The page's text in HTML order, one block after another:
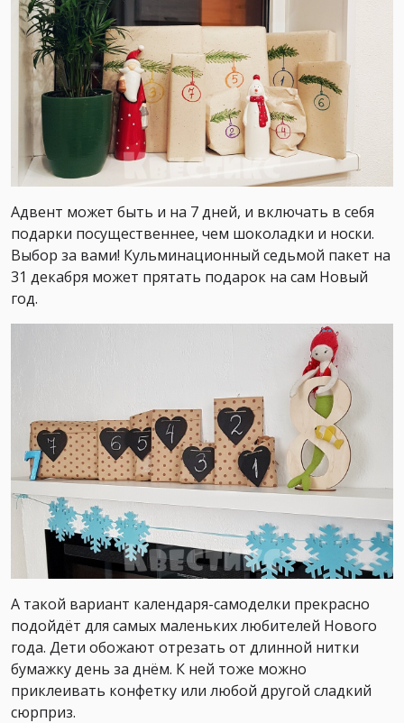
Адвент может быть и на 7 дней, и включать в себя
подарки посущественнее, чем шоколадки и носки.
Выбор за вами! Кульминационный седьмой пакет на
31 декабря может прятать подарок на сам Новый
год.
А такой вариант календаря-самоделки прекрасно
подойдёт для самых маленьких любителей Нового
года. Дети обожают отрезать от длинной нитки
бумажку день за днём. К ней тоже можно
приклеивать конфетку или любой другой сладкий
сюрприз.